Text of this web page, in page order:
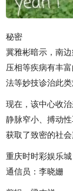
秘密
冀雅彬暗示，南
压相等疾病有丰
法等妙技诊治此类
现在，该中心收
静脉窄小、搏动
获取了致密的社会
重庆时时彩娱乐城
通信员：李晓姗